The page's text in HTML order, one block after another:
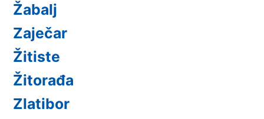
Žabalj
Zaječar
Žitiste
Žitorađa
Zlatibor